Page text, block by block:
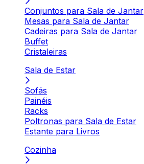
Conjuntos para Sala de Jantar
Mesas para Sala de Jantar
Cadeiras para Sala de Jantar
Buffet
Cristaleiras
Sala de Estar
Sofás
Painéis
Racks
Poltronas para Sala de Estar
Estante para Livros
Cozinha